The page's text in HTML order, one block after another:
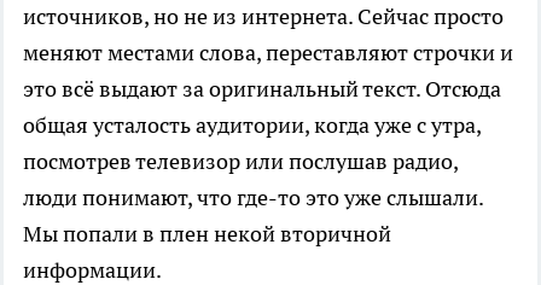
источников, но не из интернета. Сейчас просто
меняют местами слова, переставляют строчки и
это всё выдают за оригинальный текст. Отсюда
общая усталость аудитории, когда уже с утра,
посмотрев телевизор или послушав радио,
люди понимают, что где-то это уже слышали.
Мы попали в плен некой вторичной
информации.